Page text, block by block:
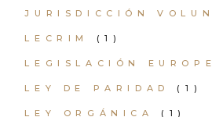
JURISDICCIÓN
LECRIM (1)
LEGISLACIÓN
LEY DE PARIDAD (1)
LEY ORGÁNICA (1)